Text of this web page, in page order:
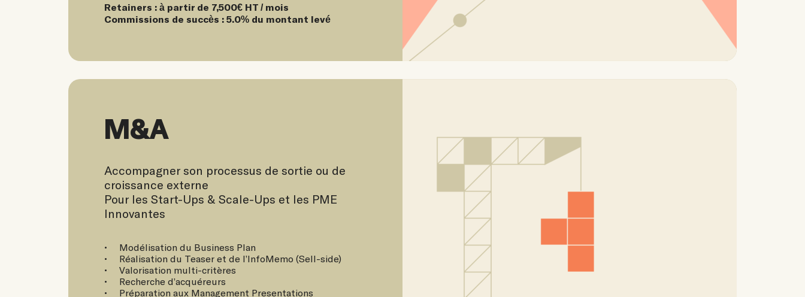
Retainers : à partir de 7,500€ HT / mois
Commissions de succès : 5.0% du montant levé
M&A
Accompagner son processus de sortie ou de
croissance externe
Pour les Start-Ups & Scale-Ups et les PME
Innovantes
Modélisation du Business Plan
Réalisation du Teaser et de l’InfoMemo (Sell-side)
Valorisation multi-critères
Recherche d’acquéreurs
Préparation aux Management Presentations